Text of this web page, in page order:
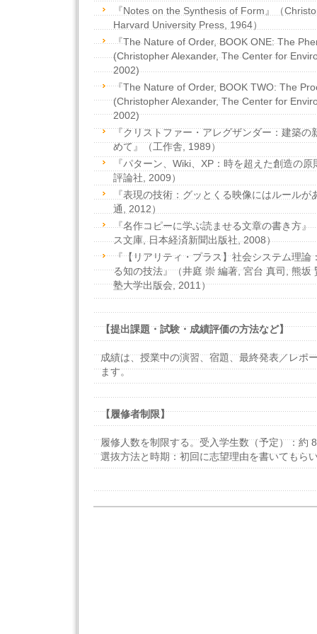
『Notes on the Synthesis of Form』（
Harvard University Press, 1964）
『The Nature of Order, BOOK ONE: The
(Christopher Alexander, The Center for
2002)
『The Nature of Order, BOOK TWO: The
(Christopher Alexander, The Center for
2002)
『クリストファー・アレグザンダー：建築の
めて』（工作舎, 1989）
『パターン、Wiki、XP：時を超えた創造の
評論社, 2009）
『表現の技術：グッとくる映像にはルール
通, 2012）
『名作コピーに学ぶ読ませる文章の書き方』
ス文庫, 日本経済新聞出版社, 2008）
『【リアリティ・プラス】社会システム理論
る知の技法』（井庭 崇 編著, 宮台 真司, 熊坂
塾大学出版会, 2011）
【提出課題・試験・成績評価の方法など】
成績は、授業中の演習、宿題、最終発表／レポ
ます。
【履修者制限】
履修人数を制限する。受入学生数（予定）：約
選抜方法と時期：初回に志望理由を書いてもら